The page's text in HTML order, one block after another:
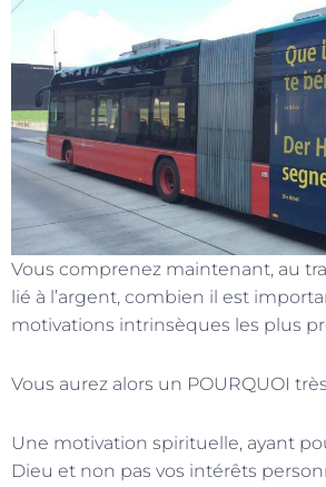
Vous comprenez maintenant, au
lié à l’argent, combien il est
motivations intrinsèques les plus
Vous aurez alors un POURQUOI
Une motivation spirituelle, ayant
Dieu et non pas vos intérêts